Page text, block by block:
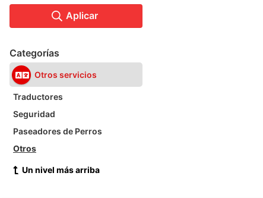
Aplicar
Categorías
Otros servicios
Traductores
Seguridad
Paseadores de Perros
Otros
Un nivel más arriba